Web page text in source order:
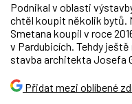
Podnikal v oblasti
chtěl koupit několik bytů.
Smetana koupil v roce
v Pardubicích. Tehdy
stavba architekta Josefa
Přidat mezi oblíbené